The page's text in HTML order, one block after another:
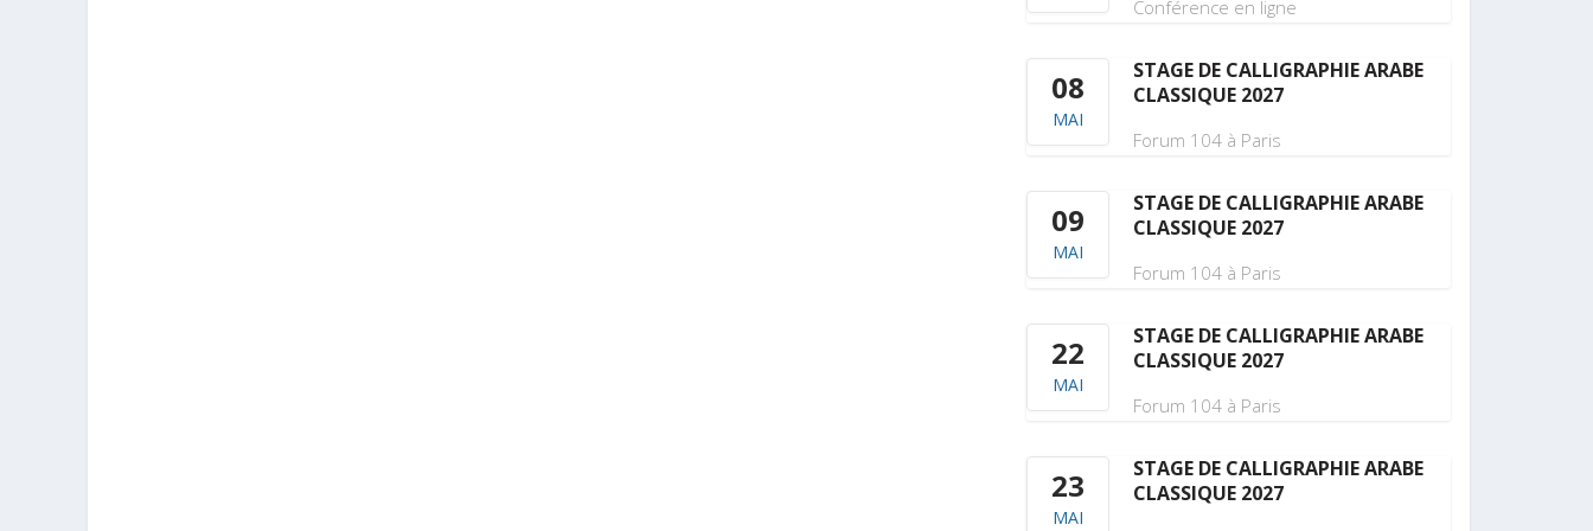
Conférence en ligne
08
MAI
STAGE DE CALLIGRAPHIE ARABE
CLASSIQUE 2027
Forum 104 à Paris
09
MAI
STAGE DE CALLIGRAPHIE ARABE
CLASSIQUE 2027
Forum 104 à Paris
22
MAI
STAGE DE CALLIGRAPHIE ARABE
CLASSIQUE 2027
Forum 104 à Paris
23
MAI
STAGE DE CALLIGRAPHIE ARABE
CLASSIQUE 2027